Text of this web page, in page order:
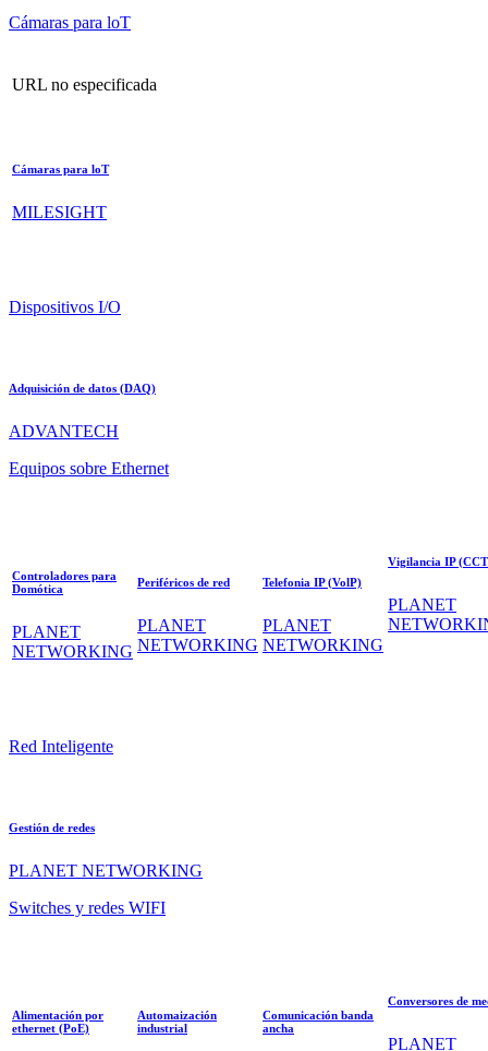
Cámaras para loT
URL no especificada
Cámaras para loT
MILESIGHT
Dispositivos I/O
Adquisición de datos (DAQ)
ADVANTECH
Equipos sobre Ethernet
Controladores para
Domótica
PLANET
NETWORKING
Periféricos de red
PLANET
NETWORKING
Telefonia IP (VolP)
PLANET
NETWORKING
Vigilancia IP
PLANET
Red Inteligente
Gestión de redes
PLANET NETWORKING
Switches y redes WIFI
Alimentación por
ethernet (PoE)
Automaización
industrial
Comunicación banda
ancha
Conversores de
PLANET